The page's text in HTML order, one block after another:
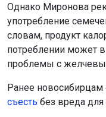
Однако Миронова
употребление
словам, продукт
потреблении может
проблемы с
Ранее новосибирцам
съесть без вреда для